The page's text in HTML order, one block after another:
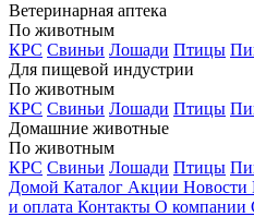
Ветеринарная аптека
По животным
КРС Свиньи Лошади Птицы
Для пищевой индустрии
По животным
КРС Свиньи Лошади Птицы
Домашние животные
По животным
КРС Свиньи Лошади Птицы
Домой Каталог Акции Новости
и оплата Контакты О компании